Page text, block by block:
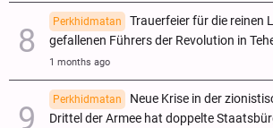
Perkhidmatan
Trauerfeier für die reinen
gefallenen Führers der Revolution in
1 months ago
Perkhidmatan
Neue Krise in der
Drittel der Armee hat doppelte